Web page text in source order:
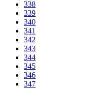
338
339
340
341
342
343
344
345
346
347